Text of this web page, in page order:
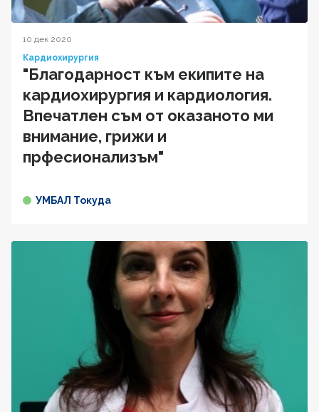
10 дек 2020
Кардиохирургия
"Благодарност към екипите на
кардиохирургия и кардиология.
Впечатлен съм от оказаното ми
внимание, грижи и
прфесионализъм"
УМБАЛ Токуда